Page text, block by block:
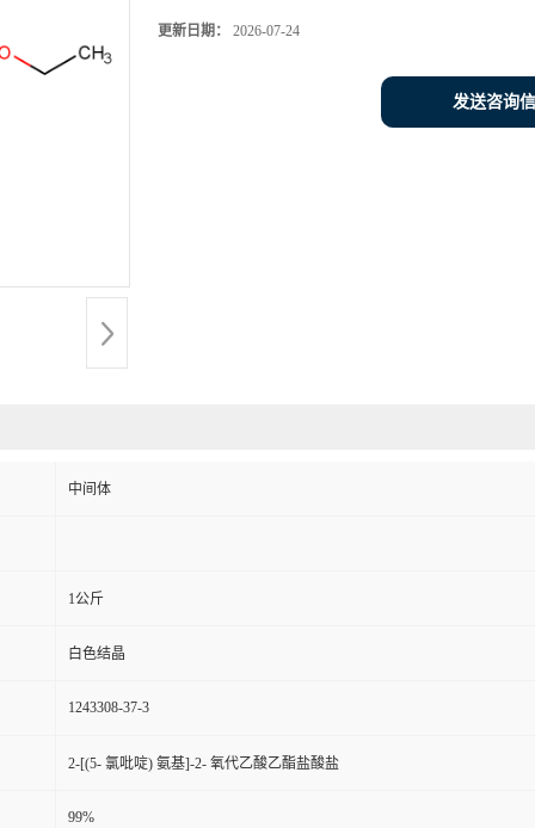
更新日期： 2026-07-24
发送咨询
中间体
1公斤
白色结晶
1243308-37-3
2-[(5- 氯吡啶) 氨基]-2- 氧代乙酸乙酯盐酸盐
99%